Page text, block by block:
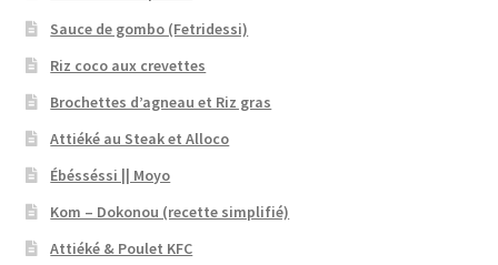
Sauce de gombo (Fetridessi)
Riz coco aux crevettes
Brochettes d’agneau et Riz gras
Attiéké au Steak et Alloco
Ébésséssi || Moyo
Kom – Dokonou (recette simplifié)
Attiéké & Poulet KFC